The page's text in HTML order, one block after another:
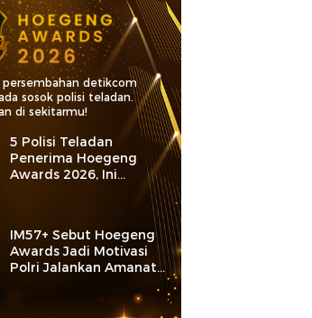
persembahan detikcom
sosok polisi teladan.
di sekitarmu!
5 Polisi Teladan
Penerima Hoegeng
Awards 2026, Ini
Kategori dan Kiprahnya
IM57+ Sebut Hoegeng
Awards Jadi Motivasi
Polri Jalankan Amanat